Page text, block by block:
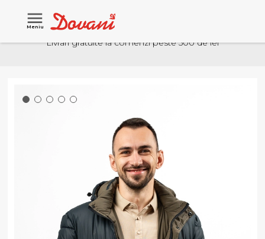
Meniu
Livrari gratuite la comenzi peste 500 de lei